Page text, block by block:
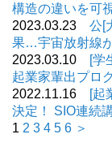
構造の違いを可
2023.03.23 公[
果…宇宙放射線
2023.03.10
[学
起業家輩出プロ
2022.11.16
[起
決定！ SIO連続
1 2 3 4 5 6 ＞